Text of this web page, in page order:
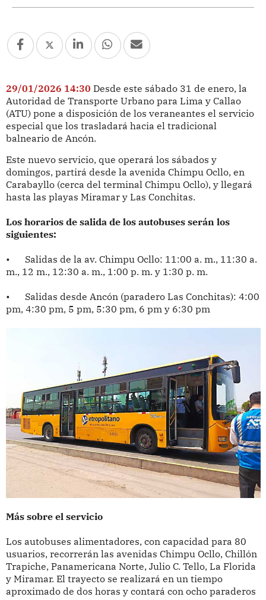
29/01/2026 14:30 Desde este sábado 31 de enero, la
Autoridad de Transporte Urbano para Lima y Callao
(ATU) pone a disposición de los veraneantes el servicio
especial que los trasladará hacia el tradicional
balneario de Ancón.
Este nuevo servicio, que operará los sábados y
domingos, partirá desde la avenida Chimpu Ocllo, en
Carabayllo (cerca del terminal Chimpu Ocllo), y llegará
hasta las playas Miramar y Las Conchitas.
Los horarios de salida de los autobuses serán los
siguientes:
•
Salidas de la av. Chimpu Ocllo: 11:00 a. m., 11:30 a.
m., 12 m., 12:30 a. m., 1:00 p. m. y 1:30 p. m.
•
Salidas desde Ancón (paradero Las Conchitas): 4:00
pm, 4:30 pm, 5 pm, 5:30 pm, 6 pm y 6:30 pm
Más sobre el servicio
Los autobuses alimentadores, con capacidad para 80
usuarios, recorrerán las avenidas Chimpu Ocllo, Chillón
Trapiche, Panamericana Norte, Julio C. Tello, La Florida
y Miramar. El trayecto se realizará en un tiempo
aproximado de dos horas y contará con ocho paraderos